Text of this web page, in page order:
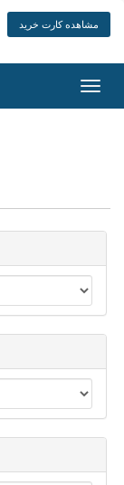
مشاهده کارت خرید
تغییر